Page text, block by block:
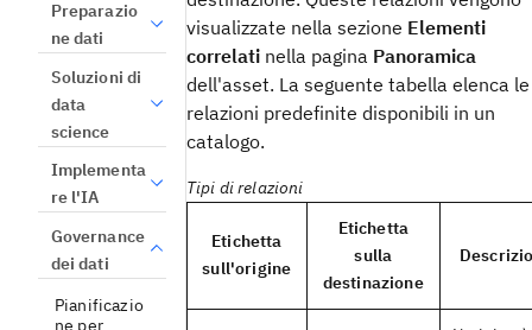
Preparazio
ne dati
Soluzioni di
data
science
Implementa
re l'IA
Governance
dei dati
Pianificazio
ne per
visualizzate nella sezione Elementi
correlatinella pagina Panoramica
dell'asset. La seguente tabella elenca le
relazioni predefinite disponibili in un
catalogo.
Tipi di relazioni
Etichetta
sull'origine
Etichetta
sulla
destinazione